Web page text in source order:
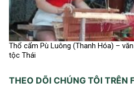
Thổ cẩm Pù Luông (Thanh Hóa) –
tộc Thái
THEO DÕI CHÚNG TÔI TRÊN